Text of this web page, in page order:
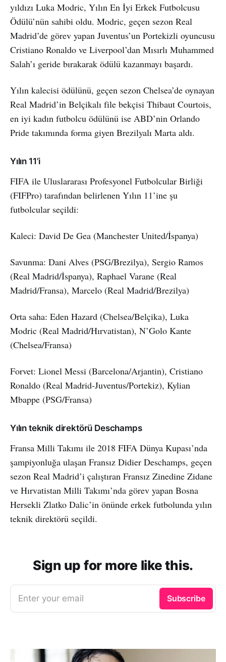
yıldızı Luka Modric, Yılın En İyi Erkek Futbolcusu
Ödülü’nün sahibi oldu. Modric, geçen sezon Real
Madrid’de görev yapan Juventus’un Portekizli oyuncusu
Cristiano Ronaldo ve Liverpool’dan Mısırlı Muhammed
Salah’ı geride bırakarak ödülü kazanmayı başardı.
Yılın kalecisi ödülünü, geçen sezon Chelsea’de oynayan
Real Madrid’in Belçikalı file bekçisi Thibaut Courtois,
en iyi kadın futbolcu ödülünü ise ABD’nin Orlando
Pride takımında forma giyen Brezilyalı Marta aldı.
Yılın 11’i
FIFA ile Uluslararası Profesyonel Futbolcular Birliği
(FIFPro) tarafından belirlenen Yılın 11’ine şu
futbolcular seçildi:
Kaleci: David De Gea (Manchester United/İspanya)
Savunma: Dani Alves (PSG/Brezilya), Sergio Ramos
(Real Madrid/İspanya), Raphael Varane (Real
Madrid/Fransa), Marcelo (Real Madrid/Brezilya)
Orta saha: Eden Hazard (Chelsea/Belçika), Luka
Modric (Real Madrid/Hırvatistan), N’Golo Kante
(Chelsea/Fransa)
Forvet: Lionel Messi (Barcelona/Arjantin), Cristiano
Ronaldo (Real Madrid-Juventus/Portekiz), Kylian
Mbappe (PSG/Fransa)
Yılın teknik direktörü Deschamps
Fransa Milli Takımı ile 2018 FIFA Dünya Kupası’nda
şampiyonluğa ulaşan Fransız Didier Deschamps, geçen
sezon Real Madrid’i çalıştıran Fransız Zinedine Zidane
ve Hırvatistan Milli Takımı’nda görev yapan Bosna
Hersekli Zlatko Dalic’in önünde erkek futbolunda yılın
teknik direktörü seçildi.
Sign up for more like this.
Enter your email Subscribe